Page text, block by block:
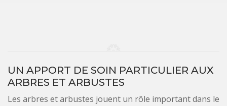
UN APPORT DE SOIN PARTICULIER AUX
ARBRES ET ARBUSTES
Les arbres et arbustes jouent un rôle important dans le